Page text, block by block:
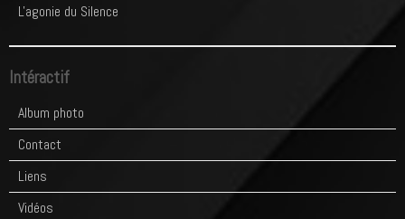
L'agonie du Silence
Intéractif
Album photo
Contact
Liens
Vidéos